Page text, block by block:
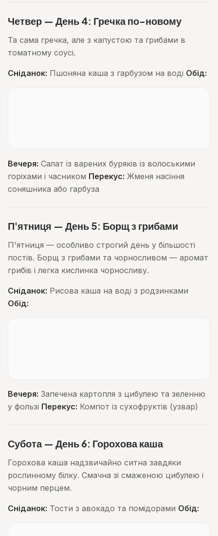
Четвер — День 4: Гречка по-новому
Та сама гречка, але з капустою та грибами в
томатному соусі.
Сніданок: Пшоняна каша з гарбузом на воді Обід:
Вечеря: Салат із варених буряків із волоськими
горіхами і часником Перекус: Жменя насіння
соняшника або гарбуза
П'ятниця — День 5: Борщ з грибами
П'ятниця — особливо строгий день у більшості
постів. Борщ з грибами та чорносливом — аромат
грибів і легка кислинка чорносливу.
Сніданок: Рисова каша на воді з родзинками
Обід:
Вечеря: Запечена картопля з цибулею та зеленню
у фользі Перекус: Компот із сухофруктів (узвар)
Субота — День 6: Горохова каша
Горохова каша надзвичайно ситна завдяки
рослинному білку. Смачна зі смаженою цибулею і
чорним перцем.
Сніданок: Тости з авокадо та помідорами Обід: